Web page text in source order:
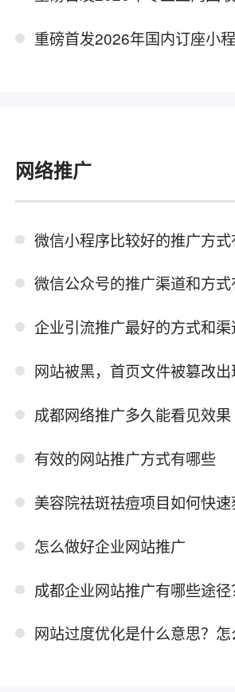
重磅首发2026年国内订座小程序开发
网络推广
微信小程序比较好的推广方式
微信公众号的推广渠道和方式
企业引流推广最好的方式和
网站被黑，首页文件被篡改出现大
成都网络推广多久能看见效果
有效的网站推广方式有哪些
美容院祛斑祛痘项目如何快速
怎么做好企业网站推广
成都企业网站推广有哪些途径
网站过度优化是什么意思？怎么来避